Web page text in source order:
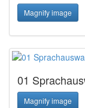
Magnify image
01
Magnify image